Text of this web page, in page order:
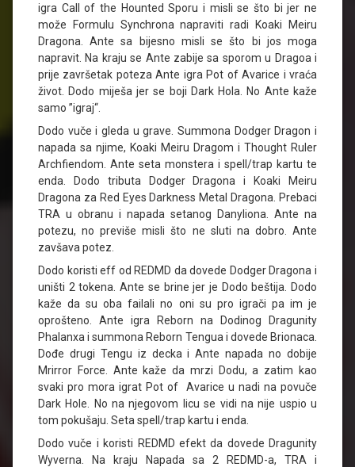
igra Call of the Hounted Sporu i misli se što bi jer ne
može Formulu Synchrona napraviti radi Koaki Meiru
Dragona. Ante sa bijesno misli se što bi jos moga
napravit. Na kraju se Ante zabije sa sporom u Dragoa i
prije završetak poteza Ante igra Pot of Avarice i vraća
život. Dodo miješa jer se boji Dark Hola. No Ante kaže
samo ”igraj“.
Dodo vuče i gleda u grave. Summona Dodger Dragon i
napada sa njime, Koaki Meiru Dragom i Thought Ruler
Archfiendom. Ante seta monstera i spell/trap kartu te
enda. Dodo tributa Dodger Dragona i Koaki Meiru
Dragona za Red Eyes Darkness Metal Dragona. Prebaci
TRA u obranu i napada setanog Danyliona. Ante na
potezu, no previše misli što ne sluti na dobro. Ante
zavšava potez.
Dodo koristi eff od REDMD da dovede Dodger Dragona i
uništi 2 tokena. Ante se brine jer je Dodo beštija. Dodo
kaže da su oba failali no oni su pro igrači pa im je
oprošteno. Ante igra Reborn na Dodinog Dragunity
Phalanxa i summona Reborn Tengua i dovede Brionaca.
Dođe drugi Tengu iz decka i Ante napada no dobije
Mrirror Force. Ante kaže da mrzi Dodu, a zatim kao
svaki pro mora igrat Pot of Avarice u nadi na povuče
Dark Hole. No na njegovom licu se vidi na nije uspio u
tom pokušaju. Seta spell/trap kartu i enda.
Dodo vuče i koristi REDMD efekt da dovede Dragunity
Wyverna. Na kraju Napada sa 2 REDMD-a, TRA i